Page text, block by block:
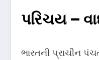
પરિચય –
ભારતની પ્રાચીન